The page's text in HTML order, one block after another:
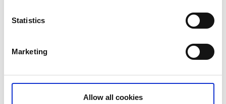
Statistics
Marketing
Allow all cookies
Telefon: 0510-20910
Facebook
Antiques Road Shop
I en lada strax innan Spikens fiskehamn hittar massor
med vackra gamla ting att handla med dig hem.